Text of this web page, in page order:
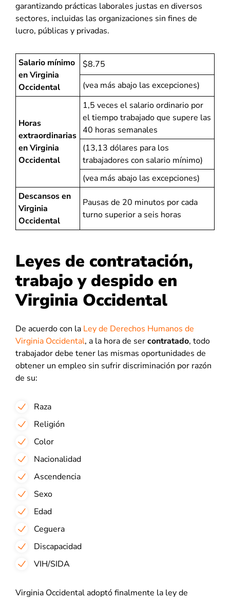
garantizando prácticas laborales justas en diversos
sectores, incluidas las organizaciones sin fines de
lucro, públicas y privadas.
Salario mínimo
en Virginia
Occidental
$8.75
(vea más abajo las excepciones)
Horas
extraordinarias
en Virginia
Occidental
1,5 veces el salario ordinario por
el tiempo trabajado que supere las
40 horas semanales
(13,13 dólares para los
trabajadores con salario mínimo)
(vea más abajo las excepciones)
Descansos en
Virginia
Occidental
Pausas de 20 minutos por cada
turno superior a seis horas
Leyes de contratación,
trabajo y despido en
Virginia Occidental
De acuerdo con la Ley de Derechos Humanos de
Virginia Occidental, a la hora de sercontratado, todo
trabajador debe tener las mismas oportunidades de
obtener un empleo sin sufrir discriminación por razón
de su:
Raza
Religión
Color
Nacionalidad
Ascendencia
Sexo
Edad
Ceguera
Discapacidad
VIH/SIDA
Virginia Occidental adoptó finalmente la ley de